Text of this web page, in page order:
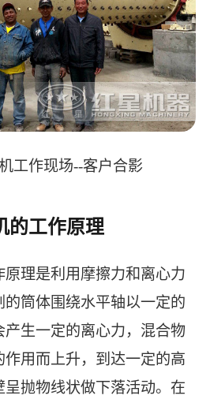
工作现场--客户合影
的工作原理
理是利用摩擦力和离心力
筒体围绕水平轴以一定的
产生一定的离心力，混合物
用而上升，到达一定的高
抛物线状做下落活动。在